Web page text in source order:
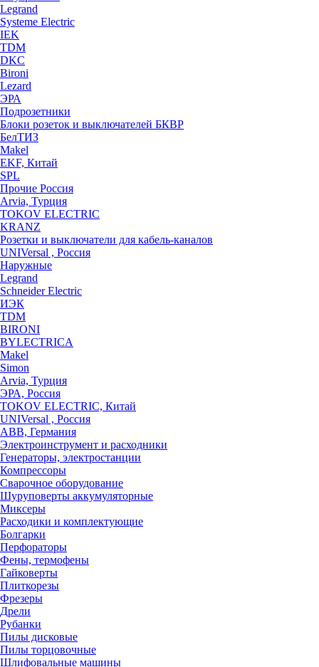
Legrand
Systeme Electric
IEK
TDM
DKC
Bironi
Lezard
ЭРА
Подрозетники
Блоки розеток и выключателей БКВР
БелТИЗ
Makel
EKF, Китай
SPL
Прочие Россия
Arvia, Турция
TOKOV ELECTRIC
KRANZ
Розетки и выключатели для кабель-каналов
UNIVersal , Россия
Наружные
Legrand
Schneider Electric
ИЭК
TDM
BIRONI
BYLECTRICA
Makel
Simon
Arvia, Турция
ЭРА, Россия
TOKOV ELECTRIC, Китай
UNIVersal , Россия
ABB, Германия
Электроинструмент и расходники
Генераторы, электростанции
Компрессоры
Сварочное оборудование
Шуруповерты аккумуляторные
Миксеры
Расходики и комплектующие
Болгарки
Перфораторы
Фены, термофены
Гайковерты
Плиткорезы
Фрезеры
Дрели
Рубанки
Пилы дисковые
Пилы торцовочные
Шлифовальные машины